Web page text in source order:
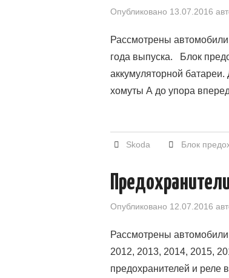
Опубликовано 13.07.2016
Рассмотрены
года выпуска. Блок
аккумуляторной
хомуты A до упора
Skoda Блок
Опубликовано 12.07.2016
Рассмотрены
2012, 2013, 2014, 2015,
предохранителей и реле